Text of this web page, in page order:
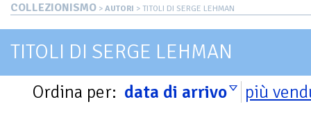
COLLEZIONISMO > AUTORI > TITOLI DI SERGE LEHMAN
TITOLI DI SERGE LEHMAN
Ordina per: data di arrivo più